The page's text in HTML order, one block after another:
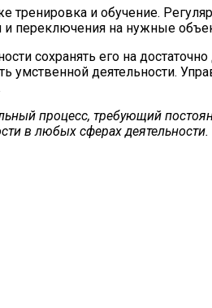
и обучение.
и переключения на нужные
сохранять его на
умственной деятельности.
процесс, требующий
в любых сферах деятельности.